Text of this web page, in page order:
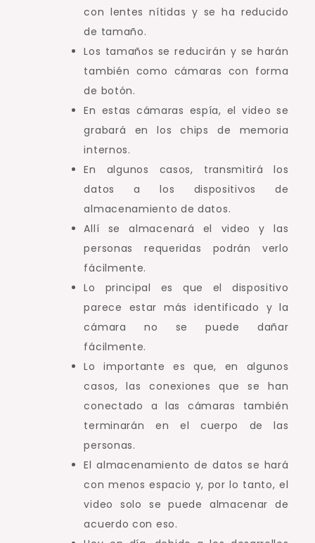
con lentes nítidas y se ha reducido
de tamaño.
Los tamaños se reducirán y se harán
también como cámaras con forma
de botón.
En estas cámaras espía, el video se
grabará en los chips de memoria
internos.
En algunos casos, transmitirá los
datos a los dispositivos de
almacenamiento de datos.
Allí se almacenará el video y las
personas requeridas podrán verlo
fácilmente.
Lo principal es que el dispositivo
parece estar más identificado y la
cámara no se puede dañar
fácilmente.
Lo importante es que, en algunos
casos, las conexiones que se han
conectado a las cámaras también
terminarán en el cuerpo de las
personas.
El almacenamiento de datos se hará
con menos espacio y, por lo tanto, el
video solo se puede almacenar de
acuerdo con eso.